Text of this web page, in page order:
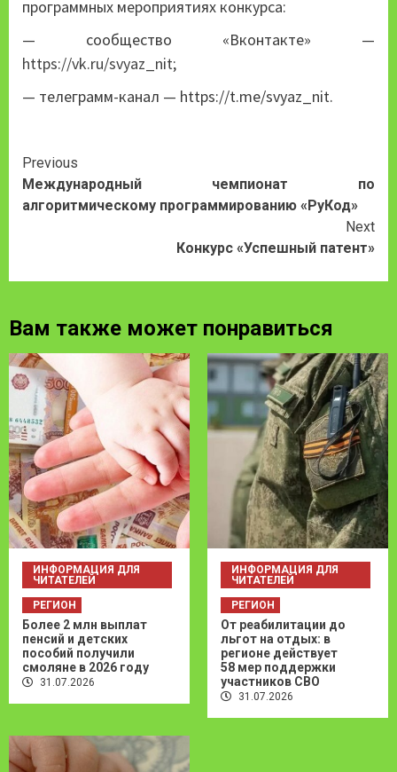
программных мероприятиях конкурса:
— сообщество «Вконтакте» —
https://vk.ru/svyaz_nit;
— телеграмм-канал — https://t.me/svyaz_nit.
Continue
Reading
Previous
Международный чемпионат по
алгоритмическому программированию «РуКод»
Next
Конкурс «Успешный патент»
Вам также может понравиться
ИНФОРМАЦИЯ ДЛЯ
ЧИТАТЕЛЕЙ
РЕГИОН
Более 2 млн выплат
пенсий и детских
пособий получили
смоляне в 2026 году
31.07.2026
ИНФОРМАЦИЯ ДЛЯ
ЧИТАТЕЛЕЙ
РЕГИОН
От реабилитации до
льгот на отдых: в
регионе действует
58 мер поддержки
участников СВО
31.07.2026